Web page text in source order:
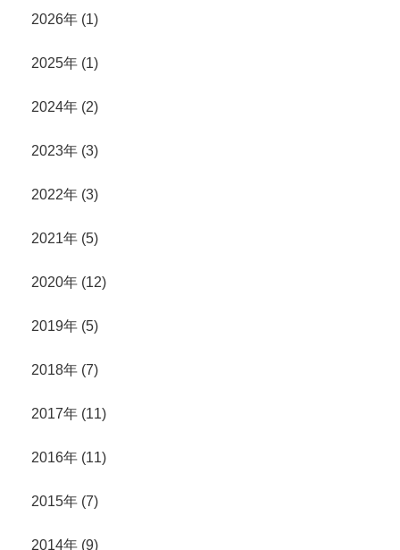
2026年 (1)
2025年 (1)
2024年 (2)
2023年 (3)
2022年 (3)
2021年 (5)
2020年 (12)
2019年 (5)
2018年 (7)
2017年 (11)
2016年 (11)
2015年 (7)
2014年 (9)